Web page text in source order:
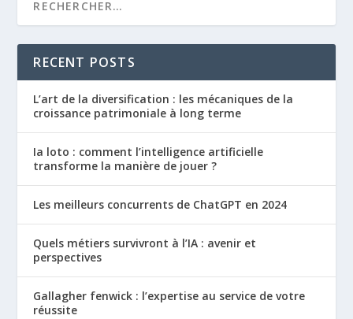
RECENT POSTS
L’art de la diversification : les mécaniques de la
croissance patrimoniale à long terme
Ia loto : comment l’intelligence artificielle
transforme la manière de jouer ?
Les meilleurs concurrents de ChatGPT en 2024
Quels métiers survivront à l’IA : avenir et
perspectives
Gallagher fenwick : l’expertise au service de votre
réussite